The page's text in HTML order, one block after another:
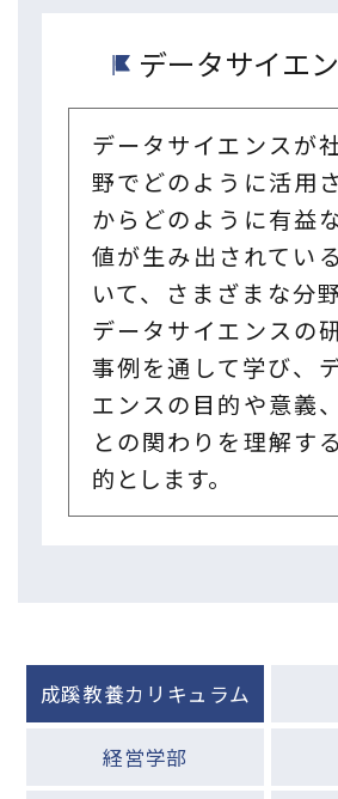
データサイエ
データサイエンスが
野でどのように活用
からどのように有益
値が生み出されてい
いて、さまざまな分
データサイエンスの
事例を通して学び、
エンスの目的や意義
との関わりを理解す
的とします。
成蹊教養カリキュラム
経営学部